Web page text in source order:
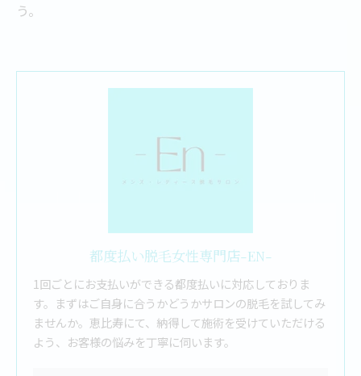
う。
都度払い脱毛女性専門店-EN-
1回ごとにお支払いができる都度払いに対応しておりま
す。まずはご自身に合うかどうかサロンの脱毛を試してみ
ませんか。恵比寿にて、納得して施術を受けていただける
よう、お客様の悩みを丁寧に伺います。